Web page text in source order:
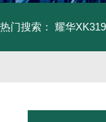
热门搜索： 耀华